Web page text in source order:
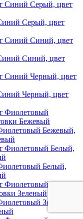
Серый, цвет
Синий, цвет
Черный, цвет
Бежевый,
Белый,
Зеленый,